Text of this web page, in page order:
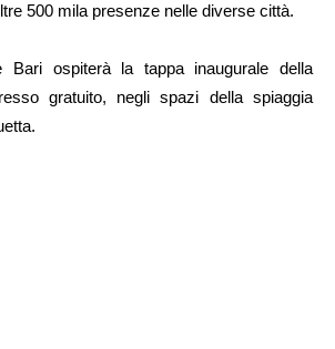
500 mila presenze nelle diverse città.
ospiterà la tappa inaugurale della
gratuito, negli spazi della spiaggia